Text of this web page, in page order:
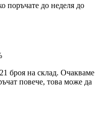
поръчате до неделя до
броя на склад. Очакваме
повече, това може да